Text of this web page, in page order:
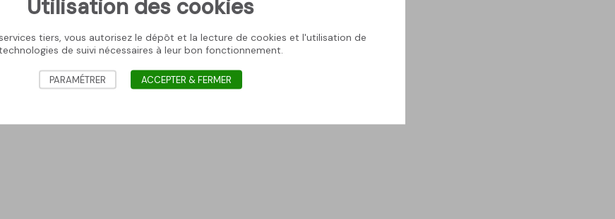
Utilisation des cookies
tiers, vous autorisez le dépôt et la lecture de cookies et l'utilisation de
de suivi nécessaires à leur bon fonctionnement.
PARAMÉTRER ACCEPTER & FERMER